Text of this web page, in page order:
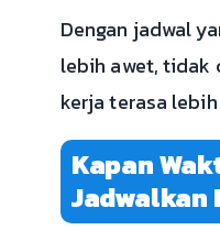
Dengan jadwal
lebih awet, tidak
kerja terasa
Kapan
Jadwalkan